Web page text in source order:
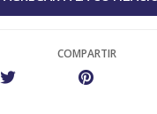
COMPARTIR